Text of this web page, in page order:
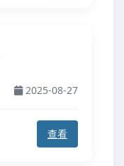
2025-08-27
查看